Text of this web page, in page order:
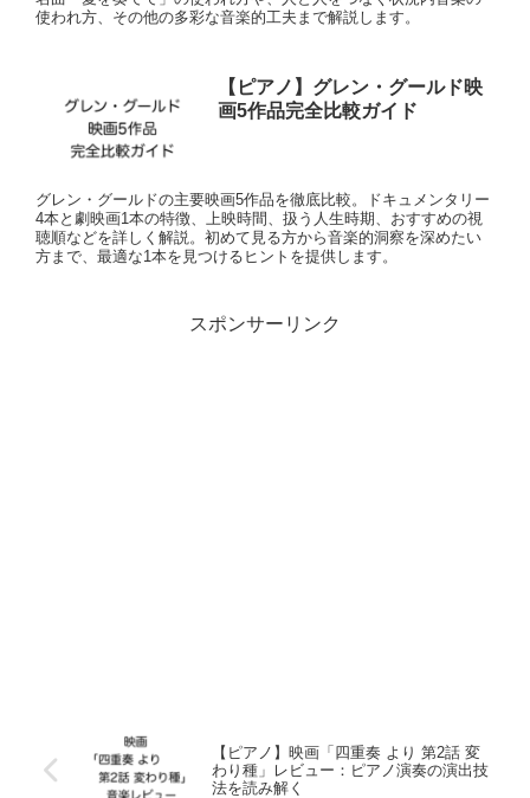
使われ方、その他の多彩な音楽的工夫まで解説します。
【ピアノ】グレン・グールド映
画5作品完全比較ガイド
グレン・グールドの主要映画5作品を徹底比較。ドキュメンタリー
4本と劇映画1本の特徴、上映時間、扱う人生時期、おすすめの視
聴順などを詳しく解説。初めて見る方から音楽的洞察を深めたい
方まで、最適な1本を見つけるヒントを提供します。
スポンサーリンク
【ピアノ】映画「四重奏 より 第2話 変
わり種」レビュー：ピアノ演奏の演出技
法を読み解く